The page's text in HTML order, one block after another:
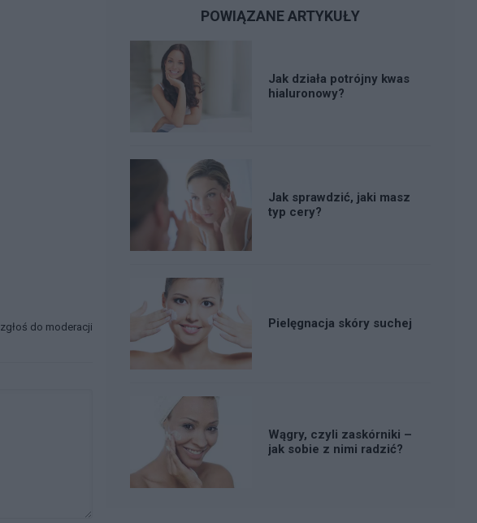
zgłoś do moderacji
POWIĄZANE ARTYKUŁY
Jak działa potrójny kwas
hialuronowy?
Jak sprawdzić, jaki masz
typ cery?
Pielęgnacja skóry suchej
Wągry, czyli zaskórniki –
jak sobie z nimi radzić?